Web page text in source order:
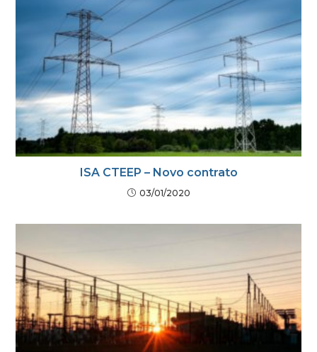
ISA CTEEP – Novo contrato
03/01/2020